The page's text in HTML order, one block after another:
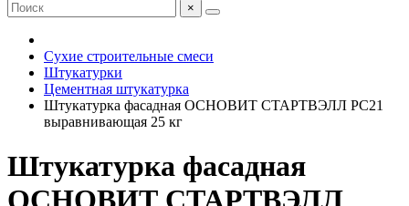
×
Сухие строительные смеси
Штукатурки
Цементная штукатурка
Штукатурка фасадная ОСНОВИТ СТАРТВЭЛЛ PC21
выравнивающая 25 кг
Штукатурка фасадная